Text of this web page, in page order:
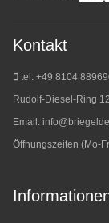
Kontakt
tel: +49 8104
Rudolf-Diesel-Ring
Email:
Öffnungszeiten (Mo-